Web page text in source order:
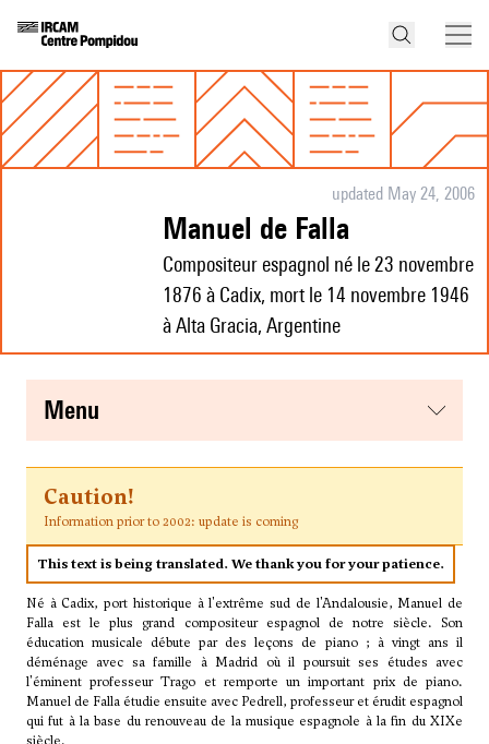
updated May 24, 2006
Manuel de Falla
Compositeur espagnol né le 23 novembre
1876 à Cadix, mort le 14 novembre 1946
à Alta Gracia, Argentine
menu
Caution!
Information prior to 2002: update is coming
This text is being translated. We thank you for your patience.
Né à Cadix, port historique à l'extrême sud de l'Andalousie, Manuel de
Falla est le plus grand compositeur espagnol de notre siècle. Son
éducation musicale débute par des leçons de piano ; à vingt ans il
déménage avec sa famille à Madrid où il poursuit ses études avec
l'éminent professeur Trago et remporte un important prix de piano.
Manuel de Falla étudie ensuite avec Pedrell, professeur et érudit espagnol
qui fut à la base du renouveau de la musique espagnole à la fin du XIXe